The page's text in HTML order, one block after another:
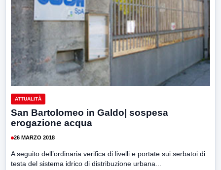
ATTUALITÀ
San Bartolomeo in Galdo| sospesa
erogazione acqua
26 MARZO 2018
A seguito dell’ordinaria verifica di livelli e portate sui serbatoi di
testa del sistema idrico di distribuzione urbana...